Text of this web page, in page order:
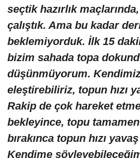
seçtik hazırlık
çalıştık. Ama bu kadar
beklemiyorduk. İlk 15
bizim sahada topa
düşünmüyorum.
eleştirebiliriz, topun hızı
Rakip de çok hareket
bekleyince, topu
bırakınca topun hızı
Kendime